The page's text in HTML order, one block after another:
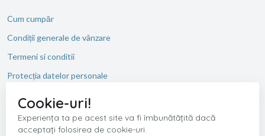
Cum cumpăr
Condiții generale de vânzare
Termeni si conditii
Protecția datelor personale
Cookie-uri!
Experiența ta pe acest site va fi îmbunătățită dacă
acceptați folosirea de cookie-uri.